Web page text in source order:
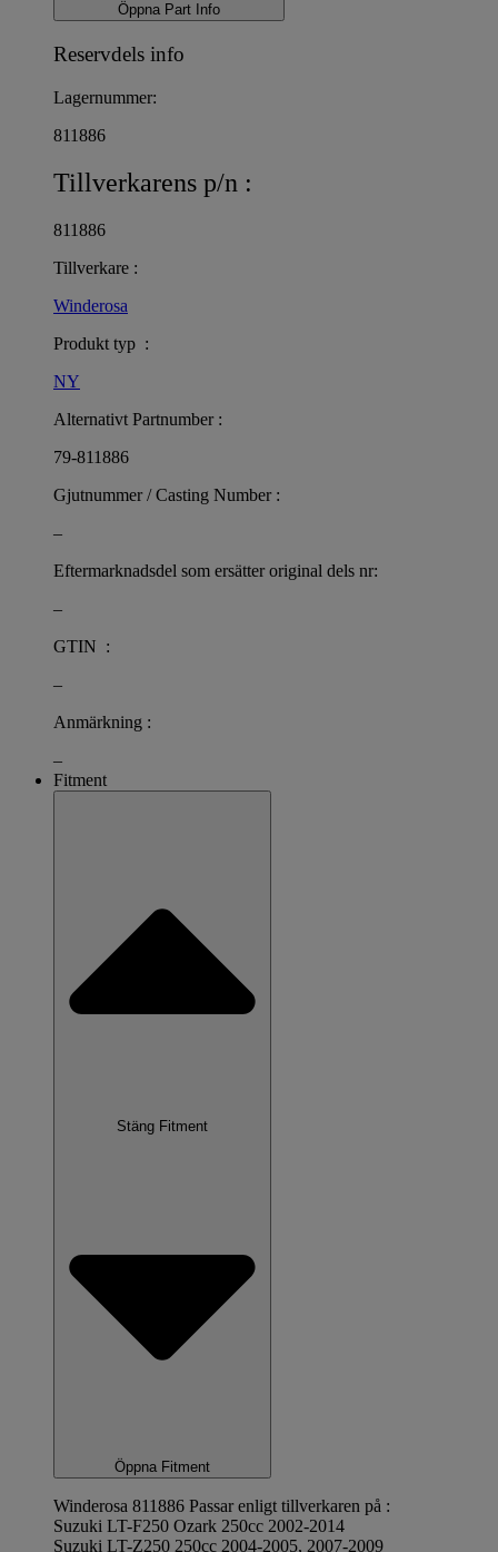
Öppna Part Info
Reservdels info
Lagernummer:
811886
Tillverkarens p/n :
811886
Tillverkare :
Winderosa
Produkt typ :
NY
Alternativt Partnumber :
79-811886
Gjutnummer / Casting Number :
–
Eftermarknadsdel som ersätter original dels nr:
–
GTIN :
–
Anmärkning :
–
Fitment
Stäng Fitment
Öppna Fitment
Winderosa 811886 Passar enligt tillverkaren på :
Suzuki LT-F250 Ozark 250cc 2002-2014
Suzuki LT-Z250 250cc 2004-2005, 2007-2009